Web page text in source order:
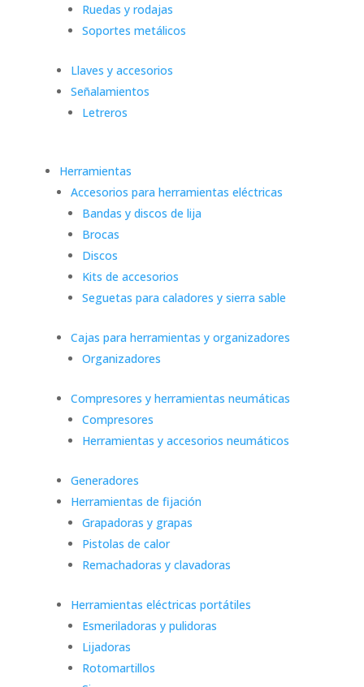
Ruedas y rodajas
Soportes metálicos
Llaves y accesorios
Señalamientos
Letreros
Herramientas
Accesorios para herramientas eléctricas
Bandas y discos de lija
Brocas
Discos
Kits de accesorios
Seguetas para caladores y sierra sable
Cajas para herramientas y organizadores
Organizadores
Compresores y herramientas neumáticas
Compresores
Herramientas y accesorios neumáticos
Generadores
Herramientas de fijación
Grapadoras y grapas
Pistolas de calor
Remachadoras y clavadoras
Herramientas eléctricas portátiles
Esmeriladoras y pulidoras
Lijadoras
Rotomartillos